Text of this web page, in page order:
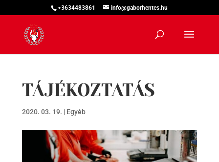
+3634483861 info@gaborhentes.hu
TÁJÉKOZTATÁS
2020. 03. 19. | Egyéb